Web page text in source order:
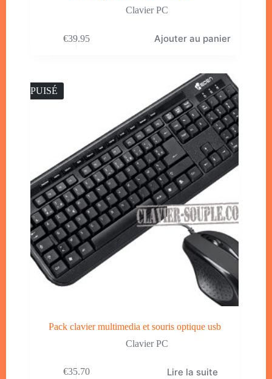
Clavier PC
€39.95 Ajouter au panier
ÉPUISÉ
Pack clavier multimedia et souris optique usb
Clavier PC
€35.70 Lire la suite